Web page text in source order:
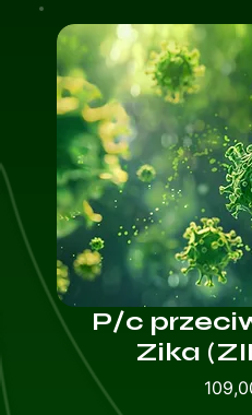
P/c
Zika